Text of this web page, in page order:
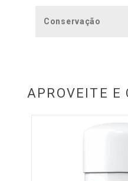
Conservação
APROVEITE E